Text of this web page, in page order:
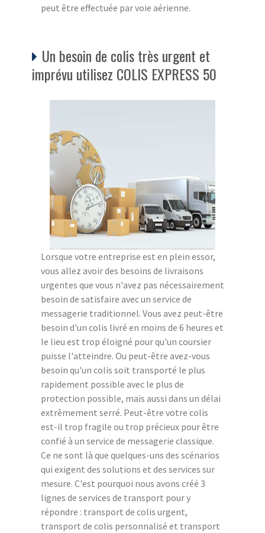
peut être effectuée par voie aérienne.
Un besoin de colis très urgent et
imprévu utilisez COLIS EXPRESS 50
Lorsque votre entreprise est en plein essor,
vous allez avoir des besoins de livraisons
urgentes que vous n'avez pas nécessairement
besoin de satisfaire avec un service de
messagerie traditionnel. Vous avez peut-être
besoin d'un colis livré en moins de 6 heures et
le lieu est trop éloigné pour qu'un coursier
puisse l'atteindre. Ou peut-être avez-vous
besoin qu'un colis soit transporté le plus
rapidement possible avec le plus de
protection possible, mais aussi dans un délai
extrêmement serré. Peut-être votre colis
est-il trop fragile ou trop précieux pour être
confié à un service de messagerie classique.
Ce ne sont là que quelques-uns des scénarios
qui exigent des solutions et des services sur
mesure. C'est pourquoi nous avons créé 3
lignes de services de transport pour y
répondre : transport de colis urgent,
transport de colis personnalisé et transport